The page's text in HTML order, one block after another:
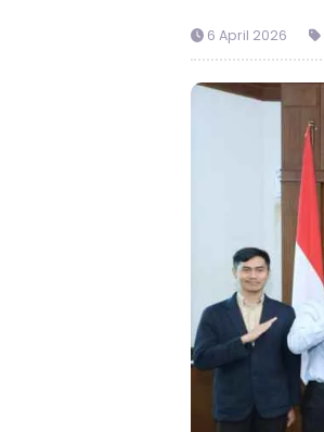
6 April 2026